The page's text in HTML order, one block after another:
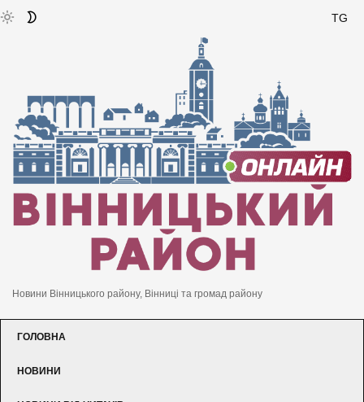
TG
Новини Вінницького району, Вінниці та громад району
ГОЛОВНА
НОВИНИ